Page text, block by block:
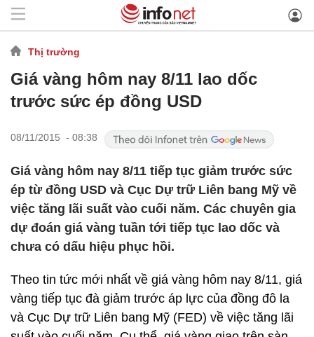
Thị trường
Giá vàng hôm nay 8/11 lao dốc
trước sức ép đồng USD
08/11/2015 - 08:38
Giá vàng hôm nay 8/11 tiếp tục giảm trước sức
ép từ đồng USD và Cục Dự trữ Liên bang Mỹ về
việc tăng lãi suất vào cuối năm. Các chuyên gia
dự đoán giá vàng tuần tới tiếp tục lao dốc và
chưa có dấu hiệu phục hồi.
Theo tin tức mới nhất về giá vàng hôm nay 8/11, giá
vàng tiếp tục đà giảm trước áp lực của đồng đô la
và Cục Dự trữ Liên bang Mỹ (FED) về việc tăng lãi